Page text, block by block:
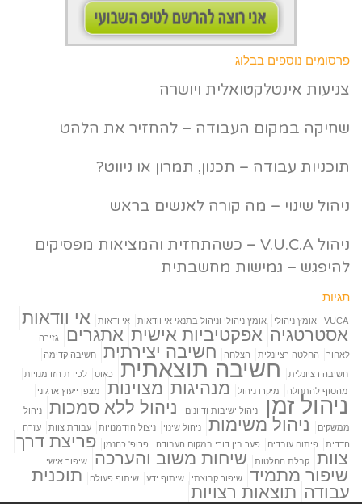
פרסומים נוספים בבלוג
צניעות אינטלקטואלית ויושרה
שחיקה במקום העבודה – להחזיר את הלהט
תוכניות עבודה – תכנון, תמרון או ניווט?
ניהול שינוי – מה קורה לאנשים בראש
ניהול V.U.C.A – כשהתחזית והמציאות מפסיקים
להיפגש – גמישות מחשבתית
תגיות
VUCA אומץ ניהולי אומץ ניהולי וניהול בתנאי אי וודאות אי ודאות
אי וודאות
אסטרטגיה אפקטיביות אישית אתגרים
גזירה
לאחור
החלטה רציונלית הצלחה חשיבה יצירתית
חשיבה קדימה
חשיבה רציונלית
חשיבה תוצאתית כאוס
לכידת הזדמנויות
מהסוף להתחלה
מיקרו ניהול מנהיגות מצוינות מצפן ייעוץ ארגוני
ניהול זמן ניהול ישיבות ודיונים ניהול ללא סמכות
ניהול
ממשקים
ניהול משימות ניהול שינוי ניצול הזדמנויות עבודת צוות
עזרה
הדדית
פיתוח עובדים פער בין דורי במקום העבודה פרופ' כהנמן
פריצת דרך
צוות
קבלת החלטות שיחות משוב והערכה שיפור אישי
שיפור מתמיד שיפור קבוצתי שיתוף ידע שיתוף פעולה
תוכנית
עבודה תוצאות רצויות